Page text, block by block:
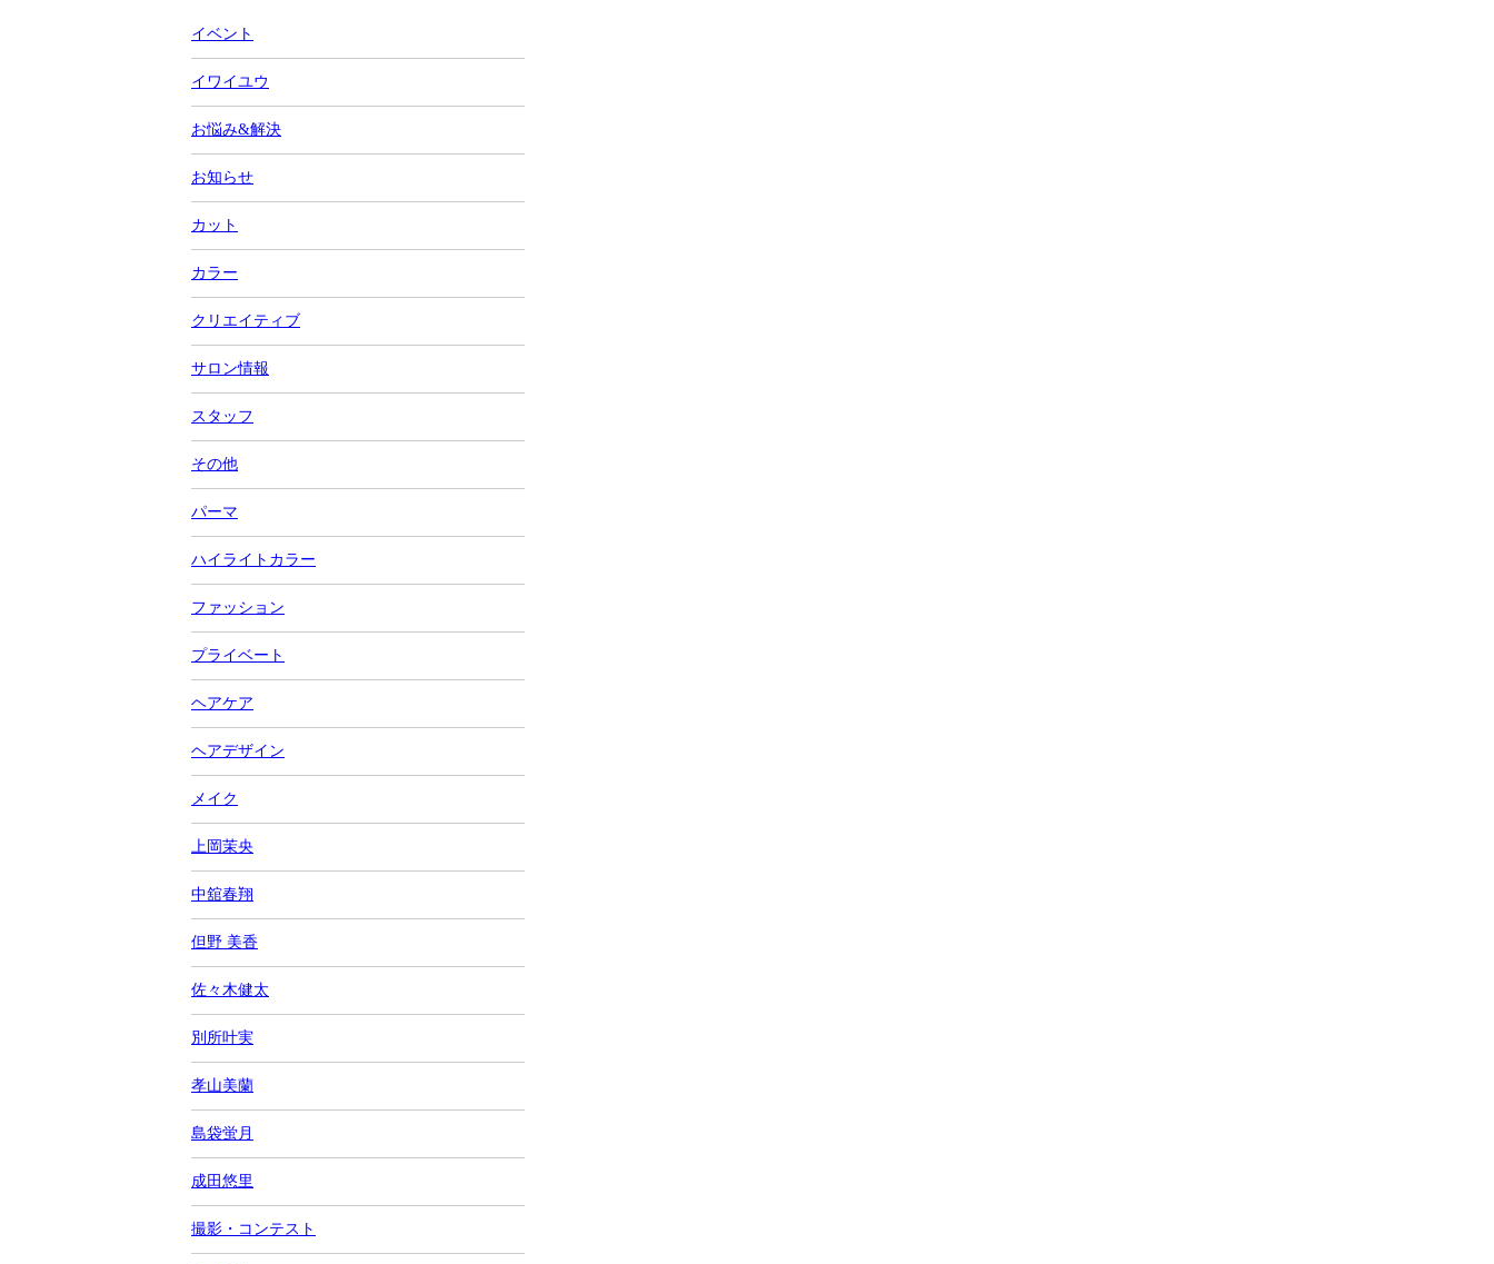
イベント
イワイユウ
お悩み&解決
お知らせ
カット
カラー
クリエイティブ
サロン情報
スタッフ
その他
パーマ
ハイライトカラー
ファッション
プライベート
ヘアケア
ヘアデザイン
メイク
上岡茉央
中舘春翔
但野 美香
佐々木健太
別所叶実
孝山美蘭
島袋蛍月
成田悠里
撮影・コンテスト